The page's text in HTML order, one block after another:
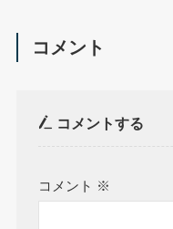
コメント
コメントする
コメント ※